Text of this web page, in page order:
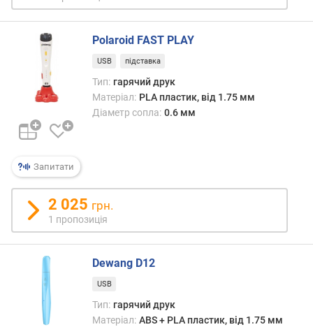
Запитати
Polaroid FAST PLAY
USB підставка
Тип: гарячий друк
Матеріал: PLA пластик, від 1.75 мм
Діаметр сопла: 0.6 мм
2 025 грн.
1 пропозиція
Dewang D12
USB
Тип: гарячий друк
Матеріал: ABS + PLA пластик, від 1.75 мм